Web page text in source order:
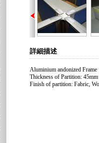
詳細描述
Aluminium andonized Frame
Thickness of Partition: 45mm
Finish of partition: Fabric,